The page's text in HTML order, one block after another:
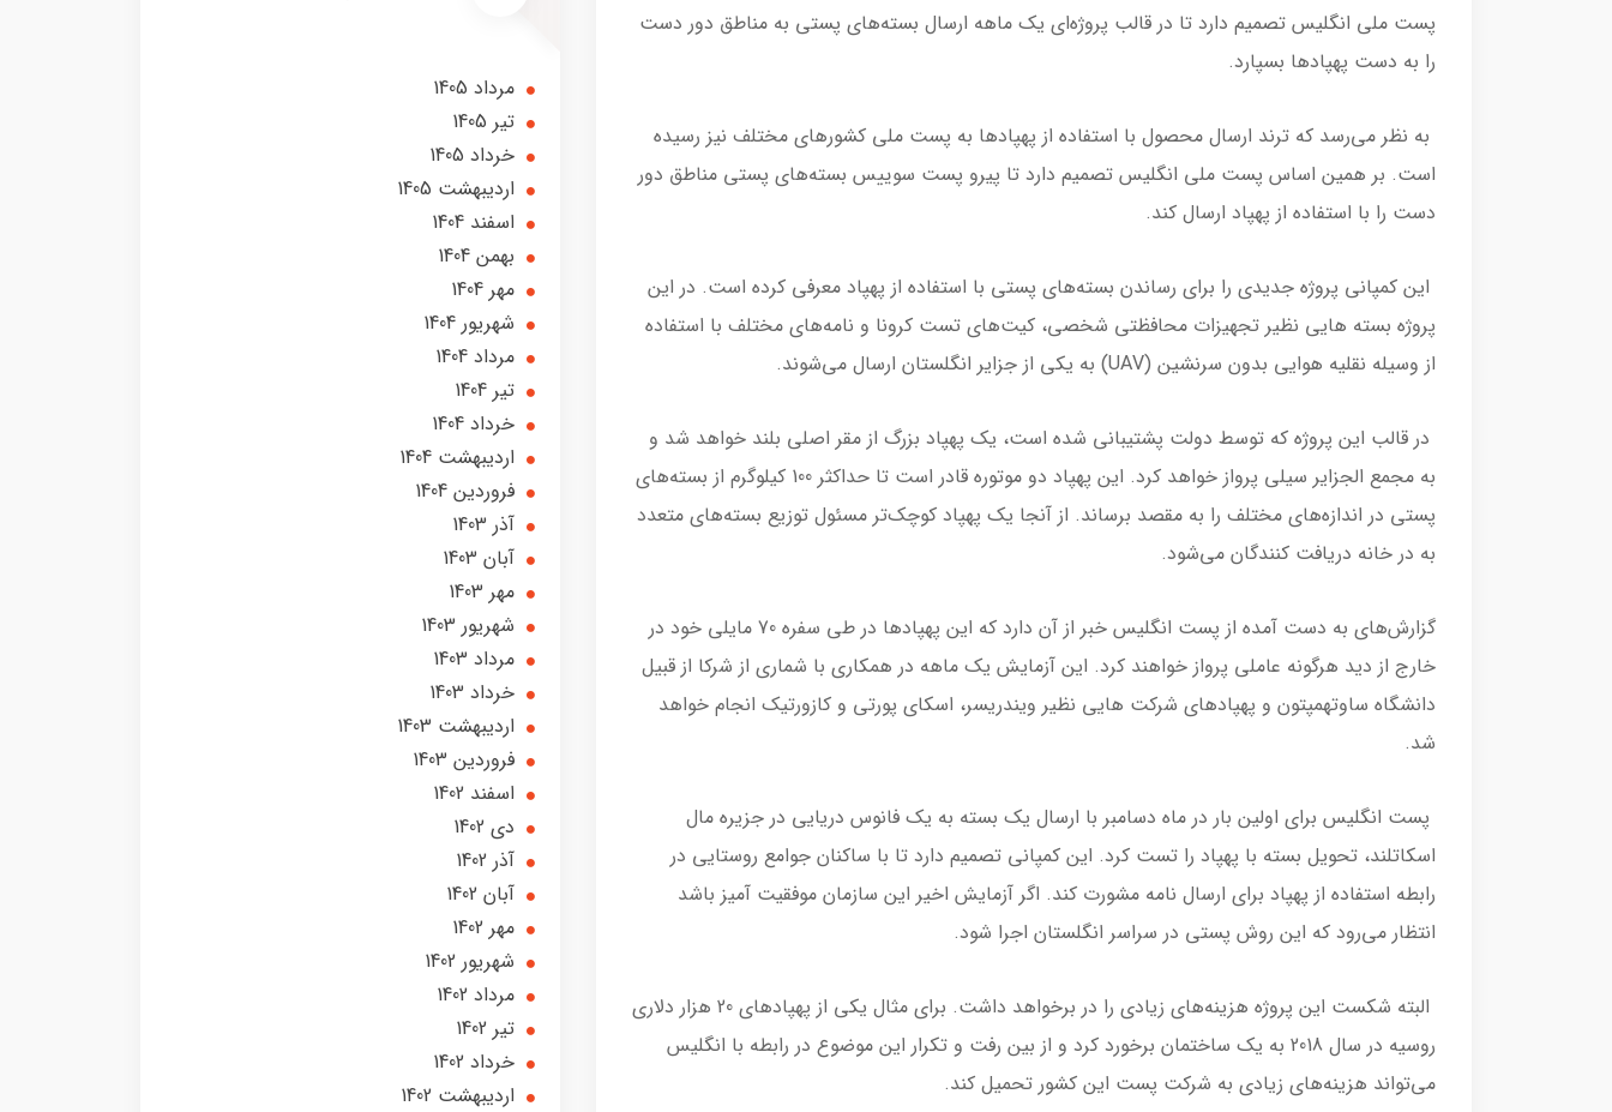
پست ملی انگلیس تصمیم دارد تا در قالب پروژه‌ای یک ماهه ارسال بسته‌های پستی به مناطق دور دست
را به دست پهپاد‌ها بسپارد.
به نظر می‌رسد که ترند ارسال محصول با استفاده از پهپاد‌ها به پست ملی کشورهای مختلف نیز رسیده
است. بر همین اساس پست ملی انگلیس تصمیم دارد تا پیرو پست سوییس بسته‌های پستی مناطق دور
دست را با استفاده از پهپاد ارسال کند.
این کمپانی پروژه جدیدی را برای رساندن بسته‌های پستی با استفاده از پهپاد معرفی کرده است. در این
پروژه بسته هایی نظیر تجهیزات محافظتی شخصی، کیت‌های تست کرونا و نامه‌های مختلف با استفاده
از وسیله نقلیه هوایی بدون سرنشین (UAV) به یکی از جزایر انگلستان ارسال می‌شوند.
در قالب این پروژه که توسط دولت پشتیبانی شده است، یک پهپاد بزرگ از مقر اصلی بلند خواهد شد و
به مجمع الجزایر سیلی پرواز خواهد کرد. این پهپاد دو موتوره قادر است تا حداکثر 100 کیلوگرم از بسته‌های
پستی در اندازه‌های مختلف را به مقصد برساند. از آنجا یک پهپاد کوچک‌تر مسئول توزیع بسته‌های متعدد
به در خانه دریافت کنندگان می‌شود.
گزارش‌های به دست آمده از پست انگلیس خبر از آن دارد که این پهپاد‌ها در طی سفره 70 مایلی خود در
خارج از دید هرگونه عاملی پرواز خواهند کرد. این آزمایش یک ماهه در همکاری با شماری از شرکا از قبیل
دانشگاه ساوتهمپتون و پهپادهای شرکت هایی نظیر ویندریسر، اسکای پورتی و کازورتیک انجام خواهد
شد.
پست انگلیس برای اولین بار در ماه دسامبر با ارسال یک بسته به یک فانوس دریایی در جزیره مال
اسکاتلند، تحویل بسته با پهپاد را تست کرد. این کمپانی تصمیم دارد تا با ساکنان جوامع روستایی در
رابطه استفاده از پهپاد برای ارسال نامه مشورت کند. اگر آزمایش اخیر این سازمان موفقیت آمیز باشد
انتظار می‌رود که این روش پستی در سراسر انگلستان اجرا شود.
البته شکست این پروژه هزینه‌های زیادی را در برخواهد داشت. برای مثال یکی از پهپادهای 20 هزار دلاری
روسیه در سال 2018 به یک ساختمان برخورد کرد و از بین رفت و تکرار این موضوع در رابطه با انگلیس
می‌تواند هزینه‌های زیادی به شرکت پست این کشور تحمیل کند.
مرداد 1405
تير 1405
خرداد 1405
ارديبهشت 1405
اسفند 1404
بهمن 1404
مهر 1404
شهریور 1404
مرداد 1404
تير 1404
خرداد 1404
ارديبهشت 1404
فروردین 1404
آذر 1403
آبان 1403
مهر 1403
شهریور 1403
مرداد 1403
خرداد 1403
ارديبهشت 1403
فروردین 1403
اسفند 1402
دی 1402
آذر 1402
آبان 1402
مهر 1402
شهریور 1402
مرداد 1402
تير 1402
خرداد 1402
ارديبهشت 1402